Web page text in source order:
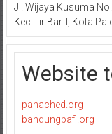
Jl. Wijaya Kusuma
Kec. Ilir Bar. I, Kota
Website
panached.org
bandungpafi.org